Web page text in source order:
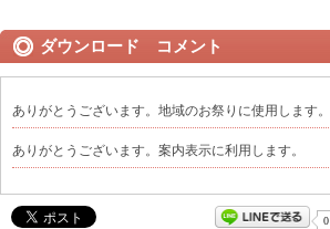
ダウンロード コメント
ありがとうございます。地域のお祭りに使用します。
ありがとうございます。案内表示に利用します。
0